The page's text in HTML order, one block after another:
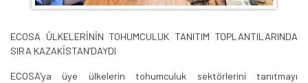
ECOSA ÜLKELERİNİN TOHUMCULUK TANITIM TOPLANTILARINDA
SIRA KAZAKİSTAN’DAYDI
ECOSA'ya üye ülkelerin tohumculuk sektörlerini tanıtmayı